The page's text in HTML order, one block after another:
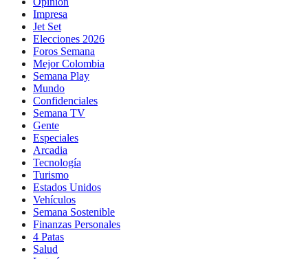
Impresa
Jet Set
Elecciones 2026
Foros Semana
Mejor Colombia
Semana Play
Mundo
Confidenciales
Semana TV
Gente
Especiales
Arcadia
Tecnología
Turismo
Estados Unidos
Vehículos
Semana Sostenible
Finanzas Personales
4 Patas
Salud